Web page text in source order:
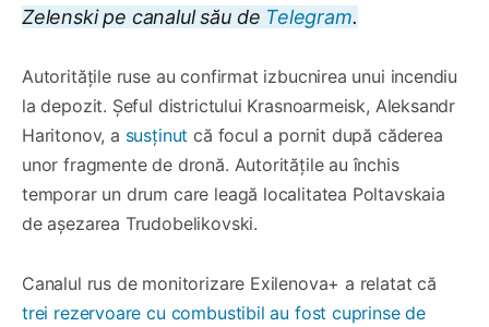
Zelenski pe canalul său de Telegram.
Autoritățile ruse au confirmat izbucnirea unui incendiu
la depozit. Șeful districtului Krasnoarmeisk, Aleksandr
Haritonov, a susținut că focul a pornit după căderea
unor fragmente de dronă. Autoritățile au închis
temporar un drum care leagă localitatea Poltavskaia
de așezarea Trudobelikovski.
Canalul rus de monitorizare Exilenova+ a relatat că
trei rezervoare cu combustibil au fost cuprinse de